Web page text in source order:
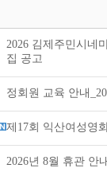
2026 김제주민시네
집 공고
정회원 교육 안내
제17회 익산여성영
2026년 8월 휴관 안